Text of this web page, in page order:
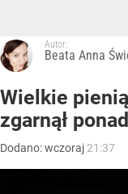
Autor:
Beata Anna
Wielkie
zgarnął
Dodano:wczoraj 21:37